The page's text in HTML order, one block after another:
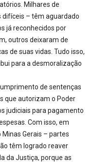
Milhares de
difíceis – têm aguardado
já reconhecidos por
outros deixaram de
de suas vidas. Tudo isso,
para a desmoralização
de sentenças
que autorizam o Poder
judiciais para pagamento
Com isso, em
Gerais – partes
têm logrado reaver
da Justiça, porque as